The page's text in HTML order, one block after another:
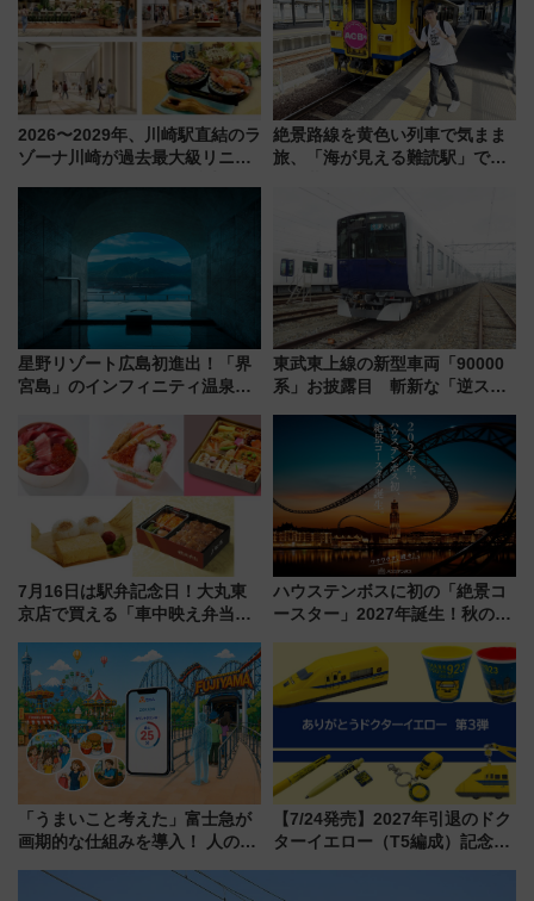
2026〜2029年、川崎駅直結のラ
ゾーナ川崎が過去最大級リニュ
絶景路線を黄色い列車で気まま
旅、「海が見える難読駅」で幸
の舞台は「島原鉄道」
星野リゾート広島初進出！「界
宮島」のインフィニティ温泉と
宿泊料金・アクセスは？（2026
年7月23日開業）
東武東上線の新型車両「90000
系」お披露目 斬新な「逆スラ
放的な車内空間に注目、デビュ
7月16日は駅弁記念日！大丸東
京店で買える「車中映え弁当」
ハウステンボスに初の「絶景コ
ースター」2027年誕生！秋の
ろも一挙紹介
「うまいこと考えた」富士急が
画期的な仕組みを導入！ 人のか
ん」始動
【7/24発売】2027年引退のドク
ターイエロー（T5編成）記念グ